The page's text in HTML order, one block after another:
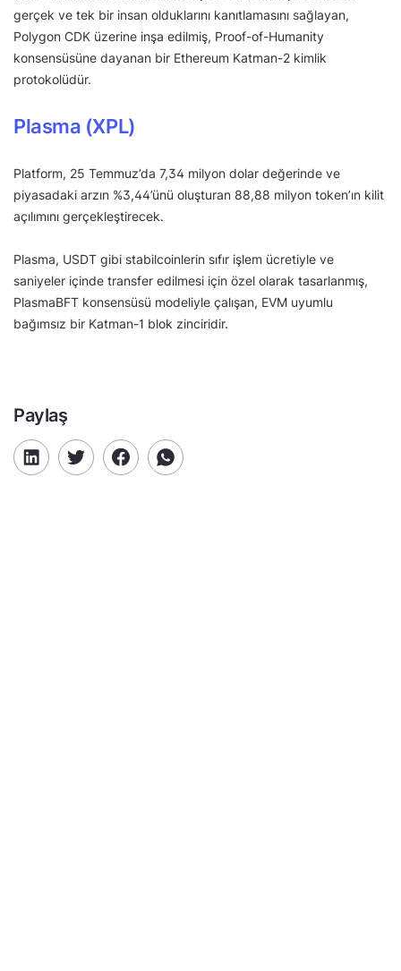
gerçek ve tek bir insan olduklarını kanıtlamasını sağlayan,
Polygon CDK üzerine inşa edilmiş, Proof-of-Humanity
konsensüsüne dayanan bir Ethereum Katman-2 kimlik
protokolüdür.
Plasma (XPL)
Platform, 25 Temmuz’da 7,34 milyon dolar değerinde ve
piyasadaki arzın %3,44’ünü oluşturan 88,88 milyon token’ın kilit
açılımını gerçekleştirecek.
Plasma, USDT gibi stabilcoinlerin sıfır işlem ücretiyle ve
saniyeler içinde transfer edilmesi için özel olarak tasarlanmış,
PlasmaBFT konsensüsü modeliyle çalışan, EVM uyumlu
bağımsız bir Katman-1 blok zinciridir.
Paylaş